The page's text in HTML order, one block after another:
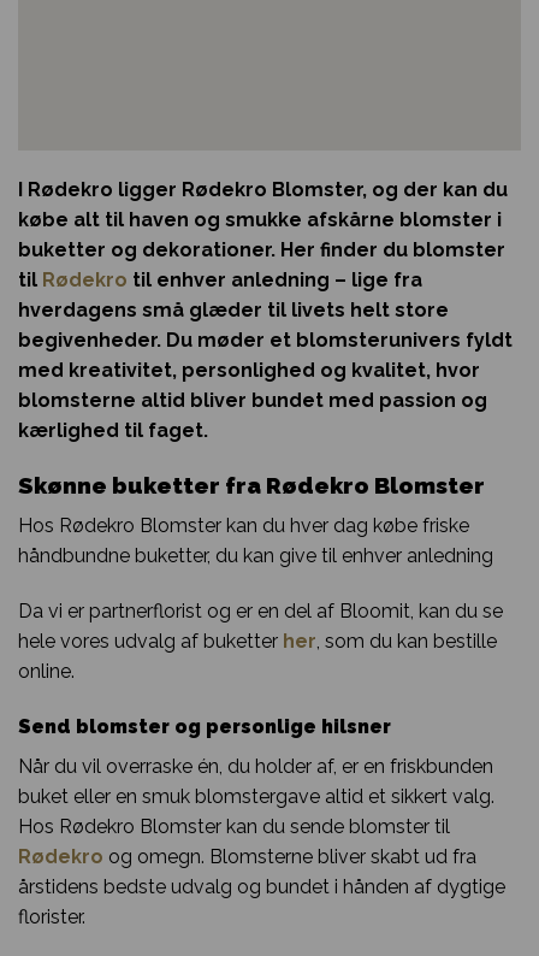
I Rødekro ligger Rødekro Blomster, og der kan du
købe alt til haven og smukke afskårne blomster i
buketter og dekorationer. Her finder du blomster
til Rødekro til enhver anledning – lige fra
hverdagens små glæder til livets helt store
begivenheder. Du møder et blomsterunivers fyldt
med kreativitet, personlighed og kvalitet, hvor
blomsterne altid bliver bundet med passion og
kærlighed til faget.
Skønne buketter fra Rødekro Blomster
Hos Rødekro Blomster kan du hver dag købe friske
håndbundne buketter, du kan give til enhver anledning
Da vi er partnerflorist og er en del af Bloomit, kan du se
hele vores udvalg af buketter her, som du kan bestille
online.
Send blomster og personlige hilsner
Når du vil overraske én, du holder af, er en friskbunden
buket eller en smuk blomstergave altid et sikkert valg.
Hos Rødekro Blomster kan du sende blomster til
Rødekro og omegn. Blomsterne bliver skabt ud fra
årstidens bedste udvalg og bundet i hånden af dygtige
florister.